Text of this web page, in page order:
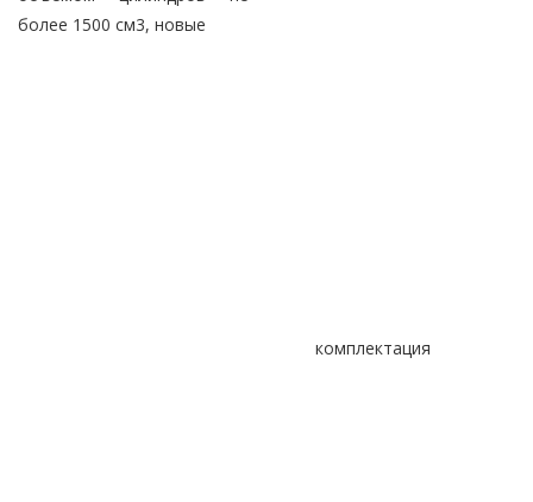
более 1500 см3, новые
комплектация